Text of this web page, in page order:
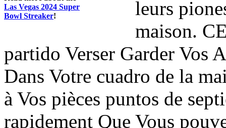
Las Vegas 2024 Super
Bowl Streaker!
leurs
maison.
partido Verser Garder Vos
Dans Votre cuadro de la
à Vos pièces puntos de
rapidement Que Vous